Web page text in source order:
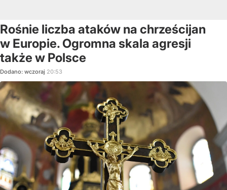
Rośnie liczba ataków na chrześcijan
w Europie. Ogromna skala agresji
także w Polsce
Dodano: wczoraj 20:53